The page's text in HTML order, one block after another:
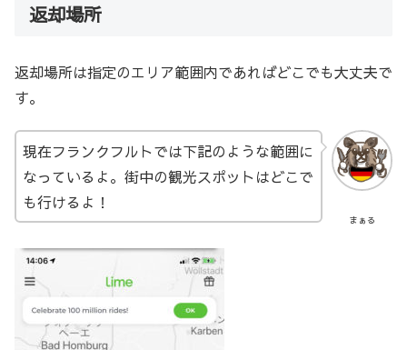
返却場所
返却場所は指定のエリア範囲内であればどこでも大丈夫で
す。
まぁる
現在フランクフルトでは下記のような範囲に
なっているよ。街中の観光スポットはどこで
も行けるよ！